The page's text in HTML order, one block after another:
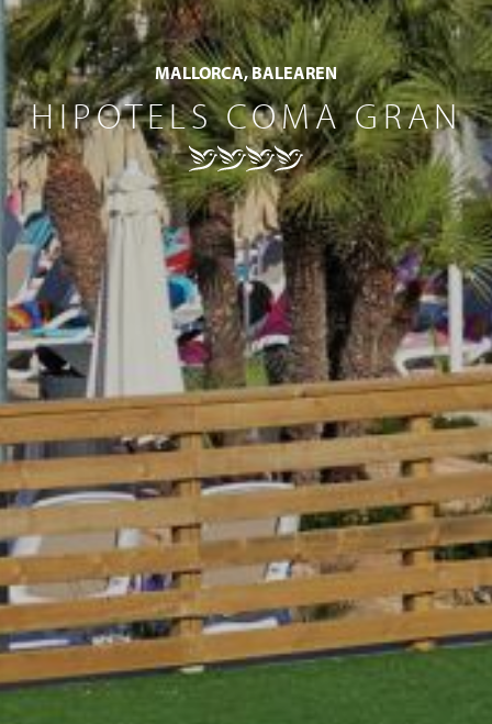
MALLORCA, BALEAREN
HIPOTELS COMA GRAN